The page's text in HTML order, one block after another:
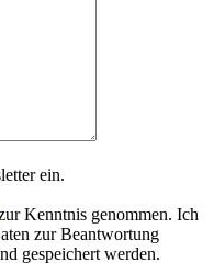
ein.
Kenntnis genommen. Ich
zur Beantwortung
gespeichert werden.